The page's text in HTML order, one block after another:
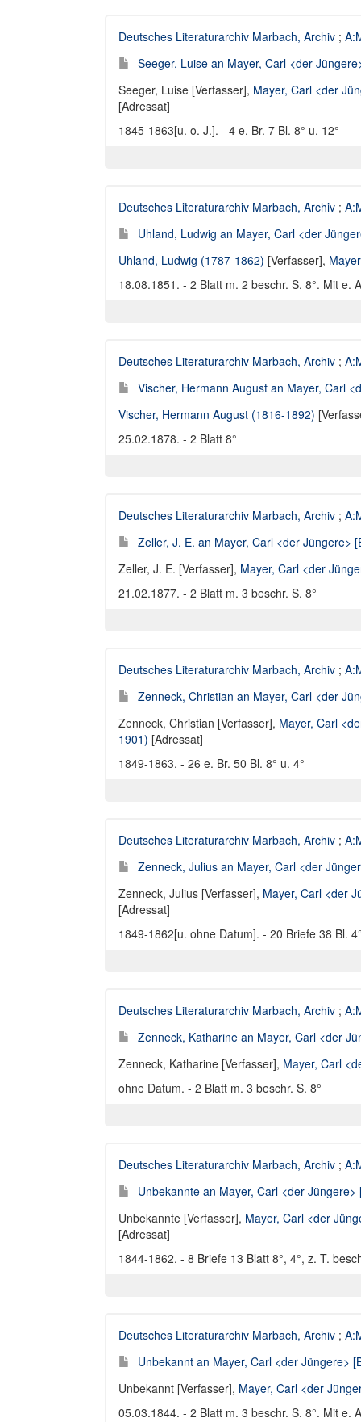
Deutsches Literaturarchiv Marbach, Archiv ;
Seeger, Luise an Mayer, Carl <der
Seeger, Luise [Verfasser], Mayer, Carl <der
[Adressat]
1845-1863[u. o. J.]. - 4 e. Br. 7 Bl. 8° u. 12°
Deutsches Literaturarchiv Marbach, Archiv ;
Uhland, Ludwig an Mayer, Carl <der
Uhland, Ludwig (1787-1862) [Verfasser],
18.08.1851. - 2 Blatt m. 2 beschr. S. 8°. Mit e.
Deutsches Literaturarchiv Marbach, Archiv ;
Vischer, Hermann August an Mayer, Carl
Vischer, Hermann August (1816-1892)
25.02.1878. - 2 Blatt 8°
Deutsches Literaturarchiv Marbach, Archiv ;
Zeller, J. E. an Mayer, Carl <der Jüngere>
Zeller, J. E. [Verfasser], Mayer, Carl <der
21.02.1877. - 2 Blatt m. 3 beschr. S. 8°
Deutsches Literaturarchiv Marbach, Archiv ;
Zenneck, Christian an Mayer, Carl <der
Zenneck, Christian [Verfasser], Mayer, Carl
1901) [Adressat]
1849-1863. - 26 e. Br. 50 Bl. 8° u. 4°
Deutsches Literaturarchiv Marbach, Archiv ;
Zenneck, Julius an Mayer, Carl <der
Zenneck, Julius [Verfasser], Mayer, Carl <der
[Adressat]
1849-1862[u. ohne Datum]. - 20 Briefe 38 Bl.
Deutsches Literaturarchiv Marbach, Archiv ;
Zenneck, Katharine an Mayer, Carl <der
Zenneck, Katharine [Verfasser], Mayer, Carl
ohne Datum. - 2 Blatt m. 3 beschr. S. 8°
Deutsches Literaturarchiv Marbach, Archiv ;
Unbekannte an Mayer, Carl <der Jüngere>
Unbekannte [Verfasser], Mayer, Carl <der
[Adressat]
1844-1862. - 8 Briefe 13 Blatt 8°, 4°, z. T.
Deutsches Literaturarchiv Marbach, Archiv ;
Unbekannt an Mayer, Carl <der Jüngere>
Unbekannt [Verfasser], Mayer, Carl <der
05.03.1844. - 2 Blatt m. 3 beschr. S. 8°. Mit e.